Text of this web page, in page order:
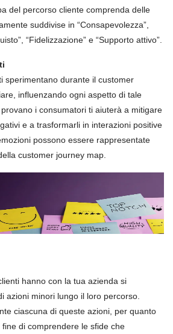
del percorso cliente comprenda delle
suddivise in “Consapevolezza”,
“Fidelizzazione” e “Supporto attivo”.
sperimentano durante il customer
influenzando ogni aspetto di tale
i consumatori ti aiuterà a mitigare
e a trasformarli in interazioni positive
possono essere rappresentate
customer journey map.
hanno con la tua azienda si
azioni minori lungo il loro percorso.
ciascuna di queste azioni, per quanto
di comprendere le sfide che